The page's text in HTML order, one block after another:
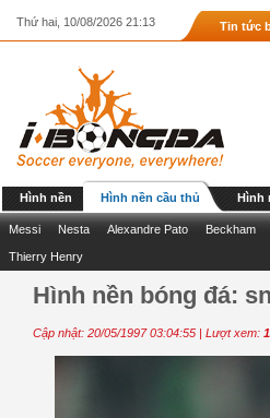
Thứ hai, 10/08/2026 21:13 Tin tức
Hình nền Hình nền cầu thủ Hình
Messi Nesta Alexandre Pato Beckham
Thierry Henry
Hình nền bóng đá:
Cập nhật: 20/05/1997 03:04:55 | Lượt xem: